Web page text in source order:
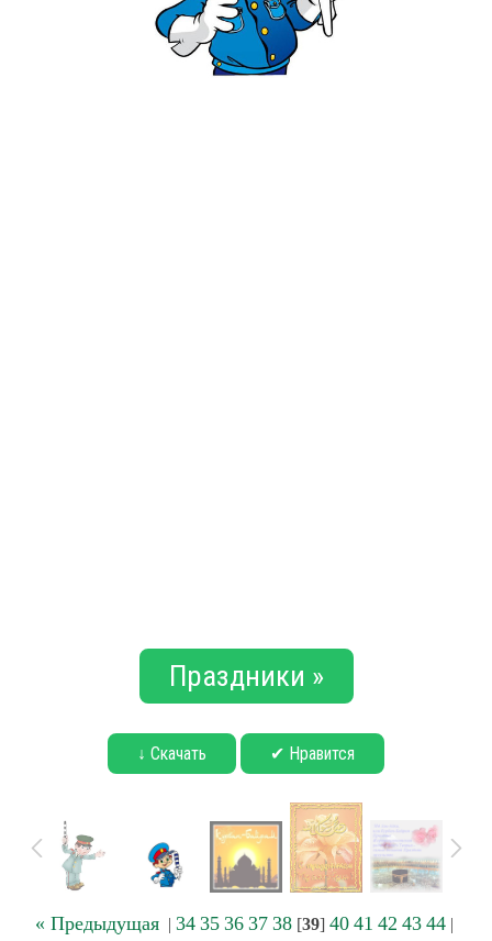
Праздники »
↓ Скачать ✔ Нравится
« Предыдущая| 34 35 36 37 38[39] 40 41 42 43 44|